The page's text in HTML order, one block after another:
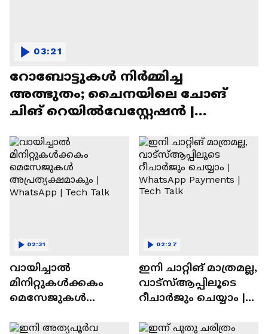
റോബോട്ടുകൾ നിർമ്മിച്ച
അത്ഭുതം; ചൈനയിലെ ചോങ്
ചിങ് റെയിൽവേസ്റ്റേഷൻ |
03:21
വായിച്ചാൽ
മിനിറ്റുകൾക്കകം
മെസേജുകള്‍
WhatsApp | Tech Talk
02:31
ഇനി ചാറ്റിങ് മാത്രമല്ല,
വാട്‌സ്‌ആപ്പിലൂടെ
റീചാർജും ചെയ്യാം |
Tech Talk
02:27